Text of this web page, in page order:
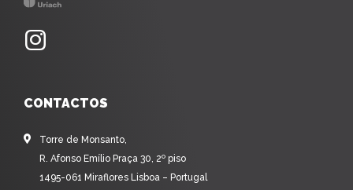
CONTACTOS
Torre de Monsanto,
R. Afonso Emílio Praça 30, 2º piso
1495-061 Miraflores Lisboa – Portugal